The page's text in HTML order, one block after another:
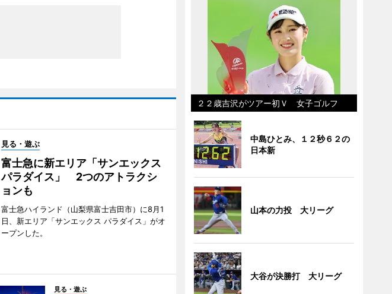
見る・遊ぶ
富士急に新エリア「サンエックス
パラダイス」 2つのアトラクシ
ョンも
富士急ハイランド（山梨県富士吉田市）に8月1
日、新エリア「サンエックス パラダイス」がオ
ープンした。
見る・遊ぶ
２２歳吉沢がツアー初Ｖ 女子ゴルフ
中島ひとみ、１２秒６２の
日本新
山本の力投 大リーグ
大谷が決勝打 大リーグ